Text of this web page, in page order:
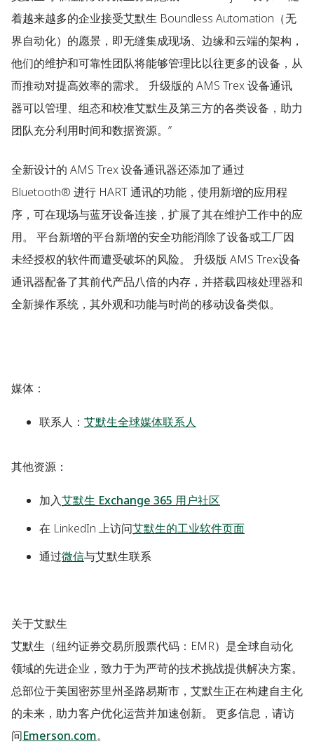
着越来越多的企业接受艾默生 Boundless Automation（无
界自动化）的愿景，即无缝集成现场、边缘和云端的架构，
他们的维护和可靠性团队将能够管理比以往更多的设备，从
而推动对提高效率的需求。 升级版的 AMS Trex 设备通讯
器可以管理、组态和校准艾默生及第三方的各类设备，助力
团队充分利用时间和数据资源。”
全新设计的 AMS Trex 设备通讯器还添加了通过
Bluetooth® 进行 HART 通讯的功能，使用新增的应用程
序，可在现场与蓝牙设备连接，扩展了其在维护工作中的应
用。 平台新增的平台新增的安全功能消除了设备或工厂因
未经授权的软件而遭受破坏的风险。 升级版 AMS Trex设备
通讯器配备了其前代产品八倍的内存，并搭载四核处理器和
全新操作系统，其外观和功能与时尚的移动设备类似。
媒体：
联系人： 艾默生全球媒体联系人
其他资源：
加入艾默生 Exchange 365 用户社区
在 LinkedIn 上访问艾默生的工业软件页面
通过微信与艾默生联系
关于艾默生
艾默生（纽约证券交易所股票代码：EMR）是全球自动化
领域的先进企业，致力于为严苛的技术挑战提供解决方案。
总部位于美国密苏里州圣路易斯市，艾默生正在构建自主化
的未来，助力客户优化运营并加速创新。 更多信息，请访
问Emerson.com。